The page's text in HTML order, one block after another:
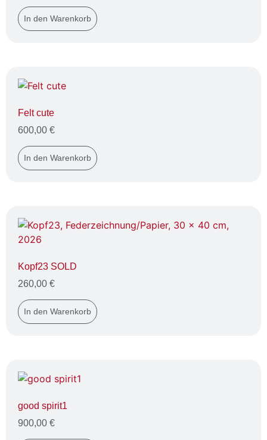
In den Warenkorb
Felt cute
600,00 €
In den Warenkorb
Kopf23 SOLD
260,00 €
In den Warenkorb
good spirit1
900,00 €